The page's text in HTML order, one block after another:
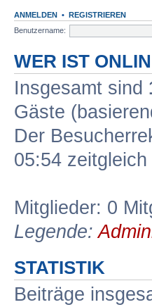
ANMELDEN • REGISTRIEREN
Benutzername:
WER IST
Insgesamt sind
Gäste
Der
05:54
Mitglieder: 0
Legende:
STATISTIK
Beiträge